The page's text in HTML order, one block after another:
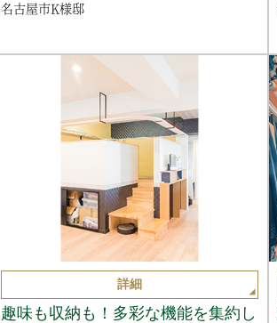
名古屋市K様邸
詳細
趣味も収納も！多彩な機能を集約し